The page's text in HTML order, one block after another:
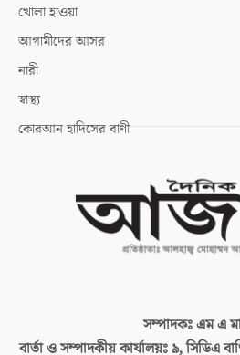
খোলা হাওয়া
আগামীদের আসর
নারী
স্বাস্থ্য
কোরআন হাদিসের বাণী
সম্পাদকঃএম এ
বার্তা ও সম্পাদকীয় কার্যালয়ঃ৯, সিডিএ